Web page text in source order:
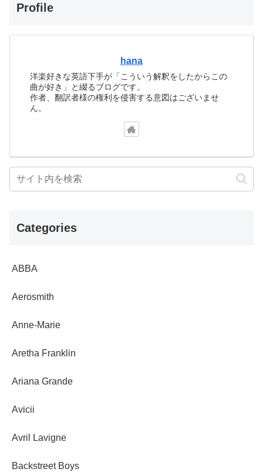
Profile
hana
洋楽好きな英語下手が「こういう解釈をしたからこの
曲が好き」と綴るブログです。
作者、翻訳者様の権利を侵害する意図はございませ
ん。
Categories
ABBA
Aerosmith
Anne-Marie
Aretha Franklin
Ariana Grande
Avicii
Avril Lavigne
Backstreet Boys